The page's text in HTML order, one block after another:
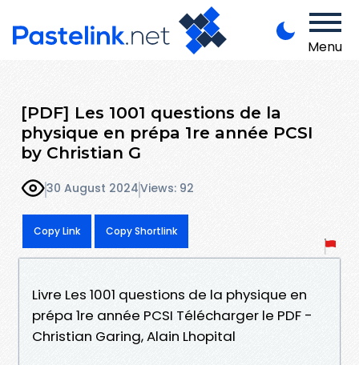
Menu
[PDF] Les 1001 questions de la
physique en prépa 1re année PCSI
by Christian G
30 August 2024Views: 92
Copy Link Copy Shortlink
Livre Les 1001 questions de la physique en
prépa 1re année PCSI Télécharger le PDF -
Christian Garing, Alain Lhopital